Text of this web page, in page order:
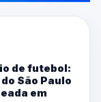
de futebol:
São Paulo
em